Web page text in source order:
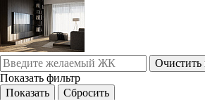
Очистить
Показать фильтр